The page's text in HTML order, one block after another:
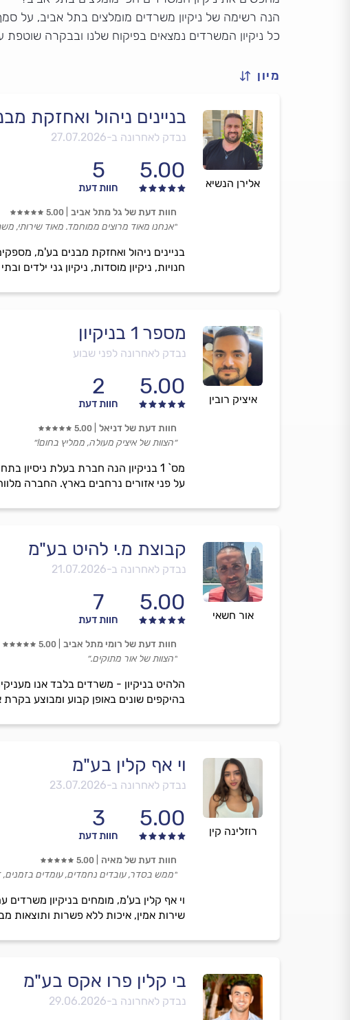
הנה רשימה של ניקיון משרדים מומלצים בתל אביב, על סמך
כל ניקיון המשרדים נמצאים בפיקוח שלנו ובבקרה שוטפת
מיון
אלירן הנשיא
בניינים ניהול ואחזקת
נבדק לאחרונה ב-27.07.2026
5.00
5
חוות דעת
בניינים ניהול ואחזקת מבנים בע'מ, מספקים
חנויות, ניקיון מוסדות, ניקיון גני ילדים
חוות דעת של גל מתל אביב 5.00
״אנחנו מאוד מרוצים ממוחמד. מאוד שירותי,
איציק רובין
מספר 1 בניקיון
נבדק לאחרונה לפני שבוע
5.00
2
חוות דעת
מס` 1 בניקיון הנה חברת בעלת
על פני אזורים נרחבים בארץ. החברה
חוות דעת של דניאל 5.00
״הצוות של איציק מעולה, ממליץ בחום!״
אור חשאי
קבוצת מ.י להיט בע"מ
נבדק לאחרונה ב-21.07.2026
5.00
7
חוות דעת
הלהיט בניקיון - משרדים בלבד אנו
בהיקפים שונים באופן קבוע ומבוצע בקרת איכות מתמדת
חוות דעת של רומי מתל אביב 5.00
״הצוות של אור מתוקים.״
רוזלינה קין
וי אף קלין בע"מ
נבדק לאחרונה ב-23.07.2026
5.00
3
חוות דעת
וי אף קלין בע'מ, מומחים בניקיון
שירות אמין, איכות ללא פשרות ותוצאות
חוות דעת של מאיה 5.00
״ממש בסדר, עובדים נחמדים, עומדים בזמנים,
בי קלין פרו אקס בע"מ
נבדק לאחרונה ב-29.06.2026